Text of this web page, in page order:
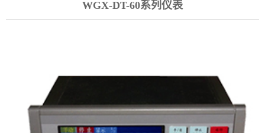
WGX-DT-60系列仪表